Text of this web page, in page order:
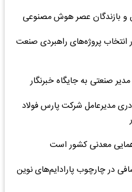
و بازندگان عصر هوش مصنوعی
اعلام کرد: 5 معیار انتخاب پروژه‌های راهبردی صنعت
صنعتی به جایگاه خبرنگار
مدیرعامل شرکت پارس فولاد
معدنی کشور است
در چارچوب پارادایم‌های نوین